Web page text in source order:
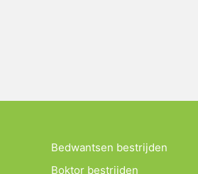
Bedwantsen bestrijden
Boktor bestrijden